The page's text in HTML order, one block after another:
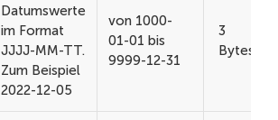
Datumswerte
im Format
JJJJ-MM-TT.
Zum Beispiel
2022-12-05
von 1000-
01-01 bis
9999-12-31
3
Bytes